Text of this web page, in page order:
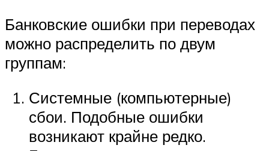
Банковские ошибки при переводах
можно распределить по двум
группам:
Системные (компьютерные)
сбои. Подобные ошибки
возникают крайне редко.